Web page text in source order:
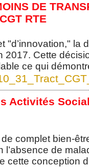
DE
RTE
"d’innovation,"
Cette
ce qui
Activités
complet bien-
de
cette conception